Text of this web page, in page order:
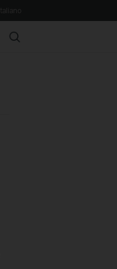
Search